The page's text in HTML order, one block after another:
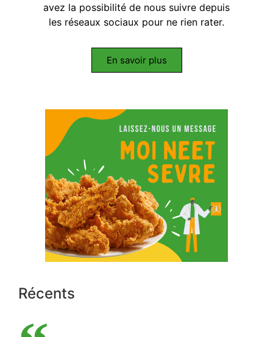
avez la possibilité de nous suivre depuis
les réseaux sociaux pour ne rien rater.
En savoir plus
Récents